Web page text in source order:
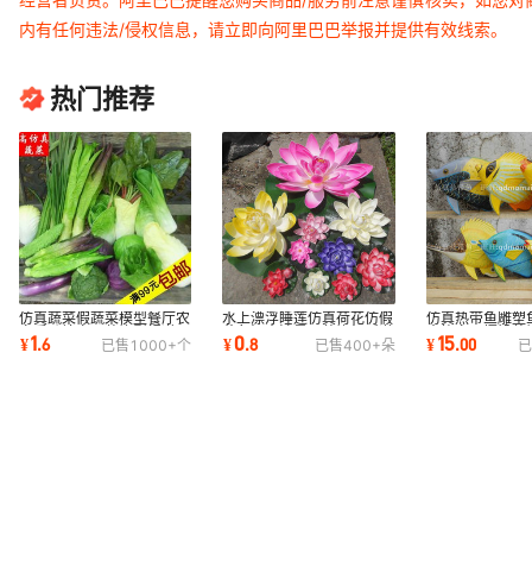
内有任何违法/侵权信息，请立即向阿里巴巴举报并提供有效线索。
热门推荐
仿真蔬菜假蔬菜模型餐厅农
家乐跨境家居装饰影视道具
塑料水果批发
¥1.6 已售 1000+个
水上漂浮睡莲仿真荷花仿假
花鱼缸水池景观装饰舞蹈道
具荷花叶莲花
¥0.8 已售400+朵
仿真热带鱼雕塑
水族家居摆设
热带鱼工艺品
¥15.00